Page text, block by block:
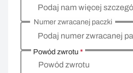
Podaj numer zwracanej
Numer zwracanej paczki
Powód zwrotu*
Powód zwrotu